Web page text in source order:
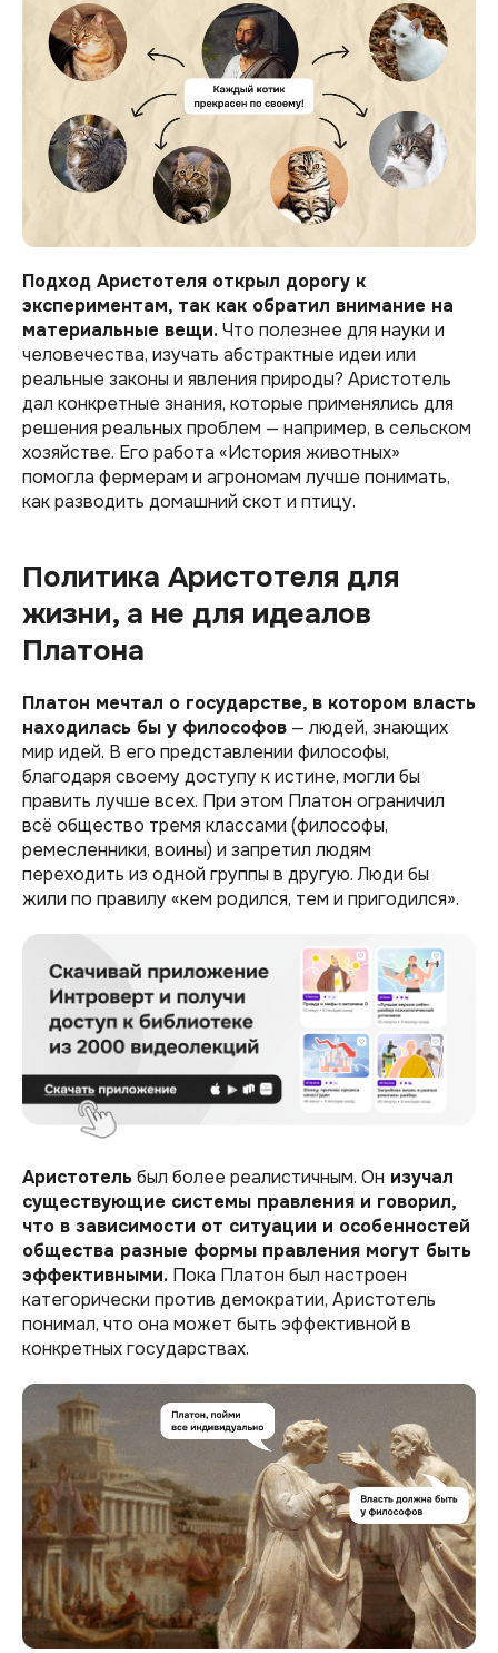
Подход Аристотеля открыл дорогу к
экспериментам, так как обратил внимание на
материальные вещи.Что полезнее для науки и
человечества, изучать абстрактные идеи или
реальные законы и явления природы? Аристотель
дал конкретные знания, которые применялись для
решения реальных проблем — например, в сельском
хозяйстве. Его работа «‎История животных»
помогла фермерам и агрономам лучше понимать,
как разводить домашний скот и птицу.
Политика Аристотеля для
жизни, а не для идеалов
Платона
Платон мечтал о государстве, в котором власть
находилась бы у философов — людей, знающих
мир идей. В его представлении философы,
благодаря своему доступу к истине, могли бы
править лучше всех. При этом Платон ограничил
всё общество тремя классами (философы,
ремесленники, воины) и запретил людям
переходить из одной группы в другую. Люди бы
жили по правилу «‎кем родился, тем и пригодился».
Аристотельбыл более реалистичным. Он изучал
существующие системы правления и говорил,
что в зависимости от ситуации и особенностей
общества разные формы правления могут быть
эффективными. Пока Платон был настроен
категорически против демократии, Аристотель
понимал, что она может быть эффективной в
конкретных государствах.